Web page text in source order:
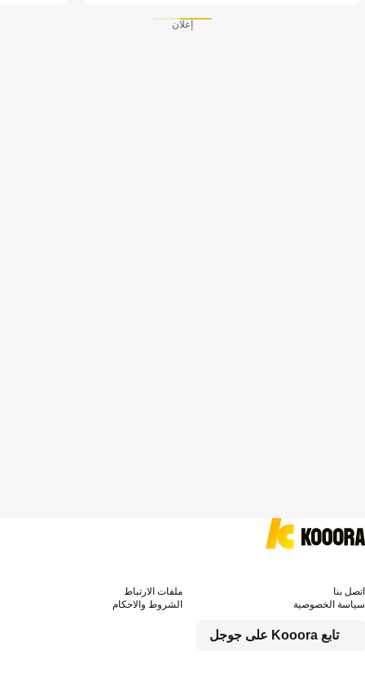
إعلان
تابع Kooora على جوجل
اتصل بنا
ملفات الارتباط
سياسة الخصوصية
الشروط والاحكام